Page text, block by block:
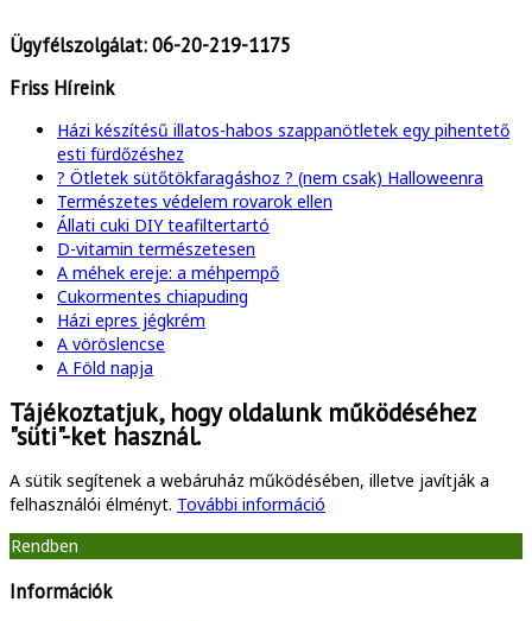
Ügyfélszolgálat:06-20-219-1175
Friss Híreink
Házi készítésű illatos-habos szappanötletek egy pihentető
esti fürdőzéshez
? Ötletek sütőtökfaragáshoz ? (nem csak) Halloweenra
Természetes védelem rovarok ellen
Állati cuki DIY teafiltertartó
D-vitamin természetesen
A méhek ereje: a méhpempő
Cukormentes chiapuding
Házi epres jégkrém
A vöröslencse
A Föld napja
Tájékoztatjuk, hogy oldalunk működéséhez
"süti"-ket használ.
A sütik segítenek a webáruház működésében, illetve javítják a
felhasználói élményt. További információ
Rendben
Információk